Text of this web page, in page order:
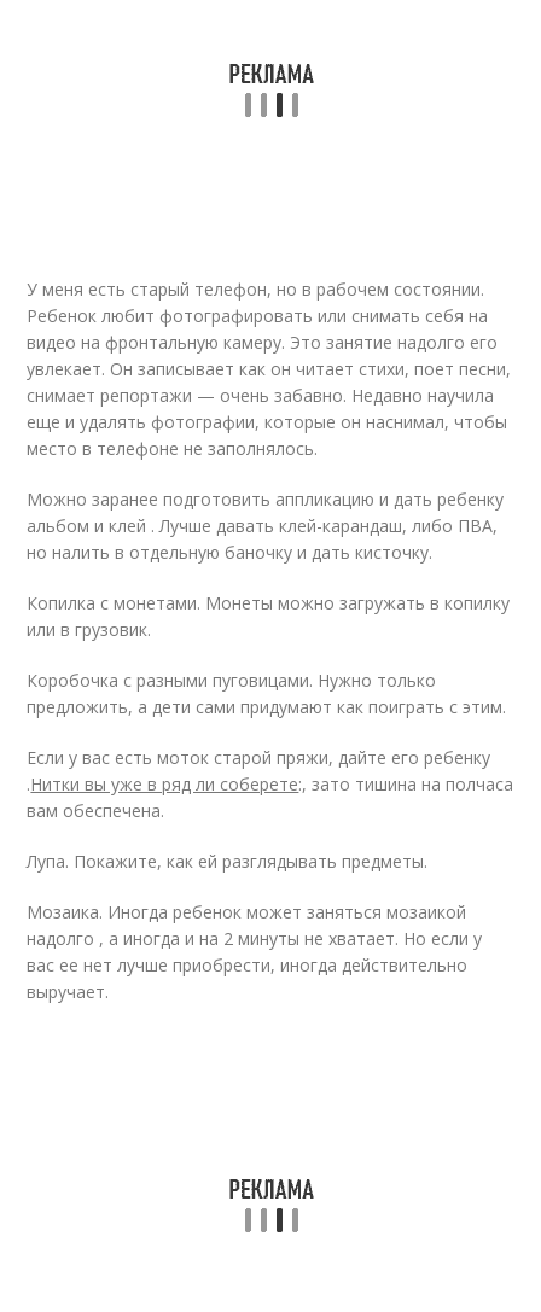
У меня есть старый телефон, но в рабочем состоянии.
Ребенок любит фотографировать или снимать себя на
видео на фронтальную камеру. Это занятие надолго его
увлекает. Он записывает как он читает стихи, поет песни,
снимает репортажи — очень забавно. Недавно научила
еще и удалять фотографии, которые он наснимал, чтобы
место в телефоне не заполнялось.
Можно заранее подготовить аппликацию и дать ребенку
альбом и клей . Лучше давать клей-карандаш, либо ПВА,
но налить в отдельную баночку и дать кисточку.
Копилка с монетами. Монеты можно загружать в копилку
или в грузовик.
Коробочка с разными пуговицами. Нужно только
предложить, а дети сами придумают как поиграть с этим.
Если у вас есть моток старой пряжи, дайте его ребенку
.Нитки вы уже в ряд ли соберете:, зато тишина на полчаса
вам обеспечена.
Лупа. Покажите, как ей разглядывать предметы.
Мозаика. Иногда ребенок может заняться мозаикой
надолго , а иногда и на 2 минуты не хватает. Но если у
вас ее нет лучше приобрести, иногда действительно
выручает.